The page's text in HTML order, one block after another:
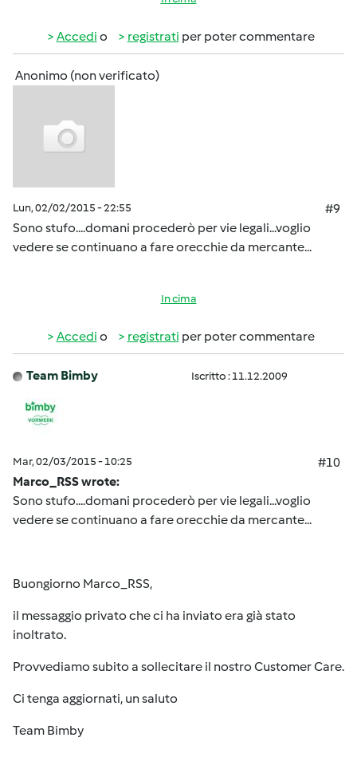
Accedi o registrati per poter commentare
Anonimo (non verificato)
Lun, 02/02/2015 - 22:55
#9
Sono stufo....domani procederò per vie legali...voglio
vedere se continuano a fare orecchie da mercante...
In cima
Accedi o registrati per poter commentare
Team Bimby Iscritto : 11.12.2009
Mar, 02/03/2015 - 10:25
#10
Marco_RSS wrote:
Sono stufo....domani procederò per vie legali...voglio
vedere se continuano a fare orecchie da mercante...
Buongiorno Marco_RSS,
il messaggio privato che ci ha inviato era già stato
inoltrato.
Provvediamo subito a sollecitare il nostro Customer Care.
Ci tenga aggiornati, un saluto
Team Bimby